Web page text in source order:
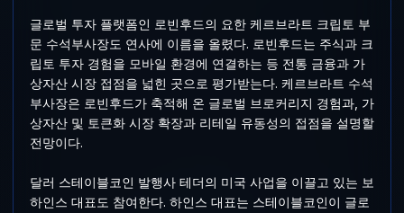
글로벌 투자 플랫폼인 로빈후드의 요한 케르브라트 크립토 부
문 수석부사장도 연사에 이름을 올렸다. 로빈후드는 주식과 크
립토 투자 경험을 모바일 환경에 연결하는 등 전통 금융과 가
상자산 시장 접점을 넓힌 곳으로 평가받는다. 케르브라트 수석
부사장은 로빈후드가 축적해 온 글로벌 브로커리지 경험과, 가
상자산 및 토큰화 시장 확장과 리테일 유동성의 접점을 설명할
전망이다.
달러 스테이블코인 발행사 테더의 미국 사업을 이끌고 있는 보
하인스 대표도 참여한다. 하인스 대표는 스테이블코인이 글로